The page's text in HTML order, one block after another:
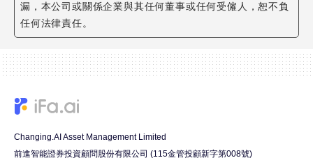
漏，本公司或關係企業與其任何董事或任何受僱人，恕不負
任何法律責任。
Changing.AI Asset Management Limited
前進智能證券投資顧問股份有限公司 (115金管投顧新字第008號)